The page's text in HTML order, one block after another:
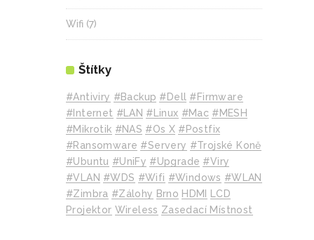
Wifi (7)
Štítky
#Antiviry #backup #Dell #Firmware
#internet #LAN #Linux #mac #MESH
#mikrotik #NAS #Os X #Postfix
#Ransomware #Servery #Trojské Koně
#Ubuntu #UniFy #Upgrade #Viry
#VLAN #WDS #wifi #Windows #WLAN
#Zimbra #zálohy Brno HDMI
LCD
Projektor Wireless Zasedací Místnost